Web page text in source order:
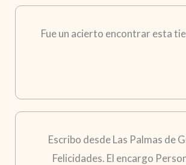
Fue un acierto encontrar esta
Escribo desde Las Palmas de
Felicidades. El encargo